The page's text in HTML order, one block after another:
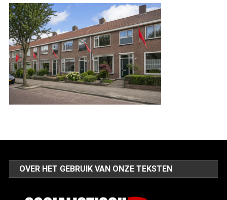
OVER HET GEBRUIK VAN ONZE TEKSTEN